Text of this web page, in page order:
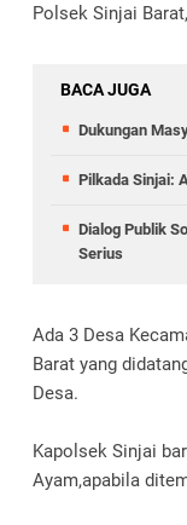
Polsek Sinjai
BACA JUGA
Dukungan
Pilkada Sinjai:
Dialog Publik
Serius
Ada 3 Desa
Barat yang
Desa.
Kapolsek Sinjai
Ayam,apabila